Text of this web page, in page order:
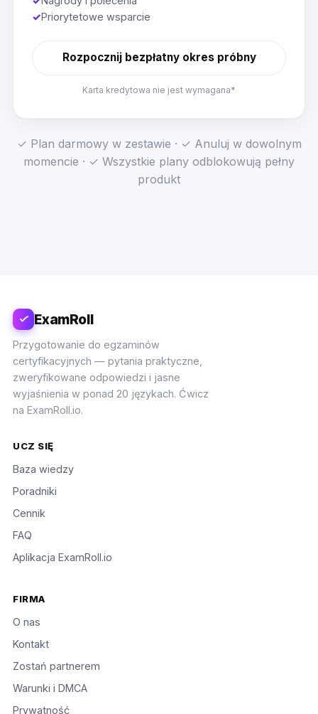
✓Priorytetowe wsparcie
Rozpocznij bezpłatny okres próbny
Karta kredytowa nie jest wymagana*
✓ Plan darmowy w zestawie · ✓ Anuluj w dowolnym
momencie · ✓ Wszystkie plany odblokowują pełny
produkt
ExamRoll
Przygotowanie do egzaminów
certyfikacyjnych — pytania praktyczne,
zweryfikowane odpowiedzi i jasne
wyjaśnienia w ponad 20 językach. Ćwicz
na ExamRoll.io.
UCZ SIĘ
Baza wiedzy
Poradniki
Cennik
FAQ
Aplikacja ExamRoll.io
FIRMA
O nas
Kontakt
Zostań partnerem
Warunki i DMCA
Prywatność